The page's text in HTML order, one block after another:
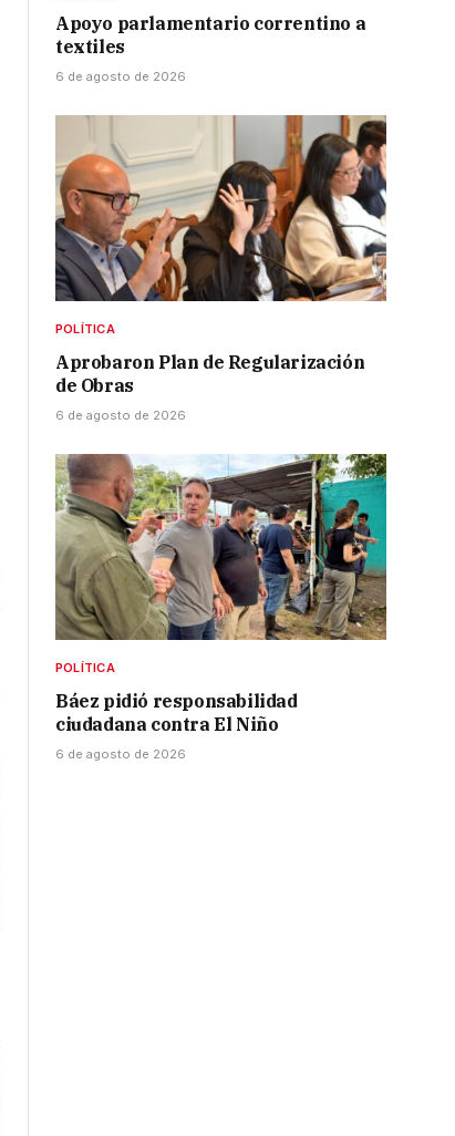
Apoyo parlamentario correntino a
textiles
6 de agosto de 2026
POLÍTICA
Aprobaron Plan de Regularización
de Obras
6 de agosto de 2026
POLÍTICA
Báez pidió responsabilidad
ciudadana contra El Niño
6 de agosto de 2026